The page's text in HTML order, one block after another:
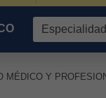
MÉDICO Y